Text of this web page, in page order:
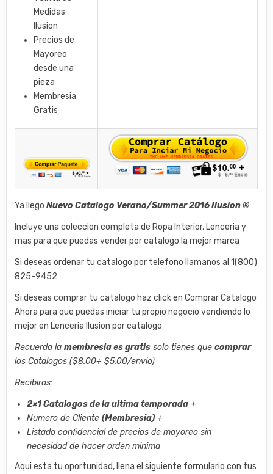
Medidas
Ilusion
Precios de
Mayoreo
desde una
pieza
Membresia
Gratis
Ya llegoNuevo Catalogo Verano/Summer 2016 Ilusion ®
Incluye una coleccion completa de Ropa Interior, Lenceria y
mas para que puedas vender por catalogo la mejor marca
Si deseas ordenar tu catalogo por telefono llamanos al 1(800)
825-9452
Si deseas comprar tu catalogo haz click en Comprar Catalogo
Ahora para que puedas iniciar tu propio negocio vendiendo lo
mejor en Lenceria Ilusion por catalogo
Recuerda lamembresia es gratis solo tienes quecomprar
los Catalogos ($8.00+ $5.00/envio)
Recibiras:
2×1 Catalogos de la ultima temporada +
Numero de Cliente(Membresia) +
Listado confidencial de precios de mayoreo sin
necesidad de hacer orden minima
Aqui esta tu oportunidad, llena el siguiente formulario con tus